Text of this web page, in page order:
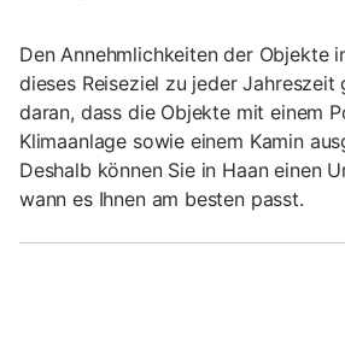
Den Annehmlichkeiten der Objekte
dieses Reiseziel zu jeder Jahreszeit
daran, dass die Objekte mit einem
Klimaanlage sowie einem Kamin
Deshalb können Sie in Haan einen
wann es Ihnen am besten passt.